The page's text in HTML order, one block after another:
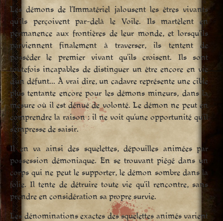
Les démons de l’Immatériel jalousent les êtres vivants
qu’ils perçoivent par-delà le Voile. Ils martèlent en
permanence aux frontières de leur monde, et lorsqu’ils
parviennent finalement à traverser, ils tentent de
posséder le premier vivant qu’ils croisent. Ils sont
toutefois incapables de distinguer un être encore en vie
d’un défunt… À vrai dire, un cadavre représente une cible
plus tentante encore pour les démons mineurs, dans la
mesure où il est dénué de volonté. Le démon ne peut en
comprendre la raison : il ne voit qu’une opportunité qu’il
s’empresse de saisir.
Il en va ainsi des squelettes, dépouilles animées par
possession démoniaque. En se trouvant piégé dans un
corps qui ne peut le supporter, le démon sombre dans la
folie. Il tente de détruire toute vie qu’il rencontre, sans
prendre en considération sa propre survie.
Les dénominations exactes des squelettes animés varient